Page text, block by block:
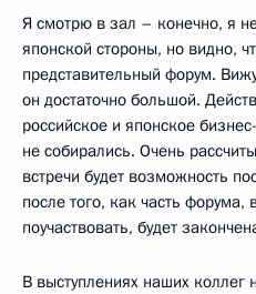
Я смотрю в зал – конечно, я
японской стороны, но видно,
представительный форум.
он достаточно большой.
российское и японское
не собирались. Очень
встречи будет возможность
после того, как часть форума,
поучаствовать, будет
В выступлениях наших коллег